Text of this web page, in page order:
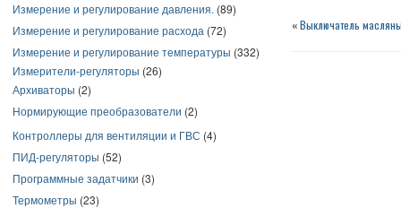
Измерение и регулирование давления. (89)
Измерение и регулирование расхода (72)
Измерение и регулирование температуры (332)
Измерители-регуляторы (26)
Архиваторы (2)
Нормирующие преобразователи (2)
Контроллеры для вентиляции и ГВС (4)
ПИД-регуляторы (52)
Программные задатчики (3)
Термометры (23)
«Выключатель